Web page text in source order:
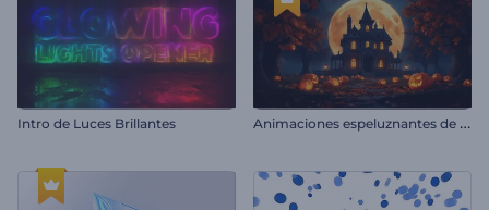
Intro de Luces Brillantes A
nimaciones espeluznantes de Halloween